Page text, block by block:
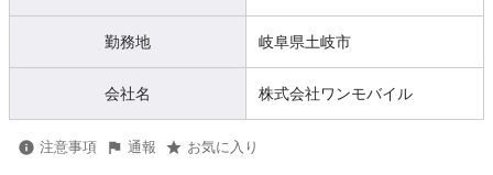
勤務地 岐阜県土岐市
会社名 株式会社ワンモバイル
注意事項 通報 お気に入り